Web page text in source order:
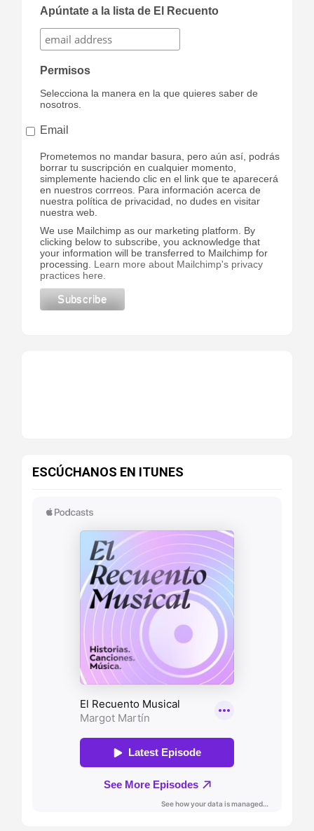
Apúntate a la lista de El Recuento
Permisos
Selecciona la manera en la que quieres saber de
nosotros.
Email
Prometemos no mandar basura, pero aún así, podrás
borrar tu suscripción en cualquier momento,
simplemente haciendo clic en el link que te aparecerá
en nuestros corrreos. Para información acerca de
nuestra política de privacidad, no dudes en visitar
nuestra web.
We use Mailchimp as our marketing platform. By
clicking below to subscribe, you acknowledge that
your information will be transferred to Mailchimp for
processing. Learn more about Mailchimp's privacy
practices here.
ESCÚCHANOS EN ITUNES